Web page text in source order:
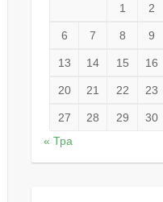
1 2
6 7 8 9
13 14 15 16
20 21 22 23
27 28 29 30
« Тра